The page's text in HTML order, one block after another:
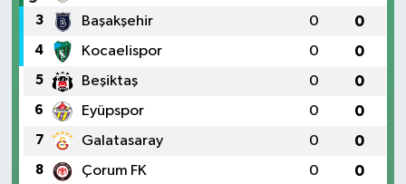
3 Başakşehir 0 0
4 Kocaelispor 0 0
5 Beşiktaş 0 0
6 Eyüpspor 0 0
7 Galatasaray 0 0
8 Çorum FK 0 0